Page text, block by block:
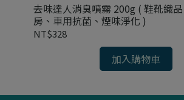
去味達人消臭噴霧 200g ( 鞋靴織
房、車用抗菌、煙味淨化 )
NT$328
加入購物車